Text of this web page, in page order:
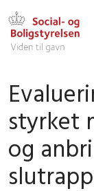
styrket
og